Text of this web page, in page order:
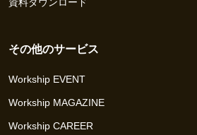
資料ダウンロード
その他のサービス
Workship EVENT
Workship MAGAZINE
Workship CAREER